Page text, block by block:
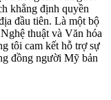
khẳng định quyền
đầu tiên. Là một bộ
thuật và Văn hóa
tôi cam kết hỗ trợ sự
đồng người Mỹ bản